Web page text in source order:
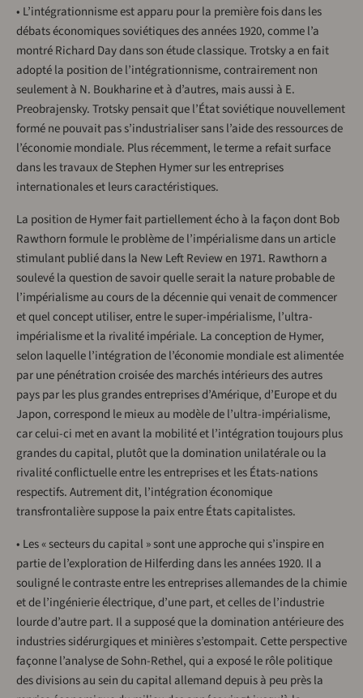
• L’intégrationnisme est apparu pour la première fois dans les
débats économiques soviétiques des années 1920, comme l’a
montré Richard Day dans son étude classique. Trotsky a en fait
adopté la position de l’intégrationnisme, contrairement non
seulement à N. Boukharine et à d’autres, mais aussi à E.
Preobrajensky. Trotsky pensait que l’État soviétique nouvellement
formé ne pouvait pas s’industrialiser sans l’aide des ressources de
l’économie mondiale. Plus récemment, le terme a refait surface
dans les travaux de Stephen Hymer sur les entreprises
internationales et leurs caractéristiques.
La position de Hymer fait partiellement écho à la façon dont Bob
Rawthorn formule le problème de l’impérialisme dans un article
stimulant publié dans la New Left Review en 1971. Rawthorn a
soulevé la question de savoir quelle serait la nature probable de
l’impérialisme au cours de la décennie qui venait de commencer
et quel concept utiliser, entre le super-impérialisme, l’ultra-
impérialisme et la rivalité impériale. La conception de Hymer,
selon laquelle l’intégration de l’économie mondiale est alimentée
par une pénétration croisée des marchés intérieurs des autres
pays par les plus grandes entreprises d’Amérique, d’Europe et du
Japon, correspond le mieux au modèle de l’ultra-impérialisme,
car celui-ci met en avant la mobilité et l’intégration toujours plus
grandes du capital, plutôt que la domination unilatérale ou la
rivalité conflictuelle entre les entreprises et les États-nations
respectifs. Autrement dit, l’intégration économique
transfrontalière suppose la paix entre États capitalistes.
• Les « secteurs du capital » sont une approche qui s’inspire en
partie de l’exploration de Hilferding dans les années 1920. Il a
souligné le contraste entre les entreprises allemandes de la chimie
et de l’ingénierie électrique, d’une part, et celles de l’industrie
lourde d’autre part. Il a supposé que la domination antérieure des
industries sidérurgiques et minières s’estompait. Cette perspective
façonne l’analyse de Sohn-Rethel, qui a exposé le rôle politique
des divisions au sein du capital allemand depuis à peu près la